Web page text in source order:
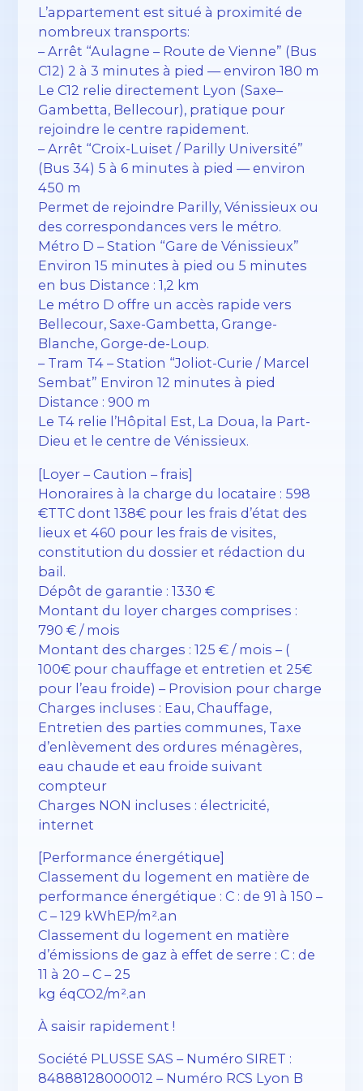
L’appartement est situé à proximité de
nombreux transports:
– Arrêt “Aulagne – Route de Vienne” (Bus
C12) 2 à 3 minutes à pied — environ 180 m
Le C12 relie directement Lyon (Saxe–
Gambetta, Bellecour), pratique pour
rejoindre le centre rapidement.
– Arrêt “Croix-Luiset / Parilly Université”
(Bus 34) 5 à 6 minutes à pied — environ
450 m
Permet de rejoindre Parilly, Vénissieux ou
des correspondances vers le métro.
Métro D – Station “Gare de Vénissieux”
Environ 15 minutes à pied ou 5 minutes
en bus Distance : 1,2 km
Le métro D offre un accès rapide vers
Bellecour, Saxe-Gambetta, Grange-
Blanche, Gorge-de-Loup.
– Tram T4 – Station “Joliot-Curie / Marcel
Sembat” Environ 12 minutes à pied
Distance : 900 m
Le T4 relie l’Hôpital Est, La Doua, la Part-
Dieu et le centre de Vénissieux.
[Loyer – Caution – frais]
Honoraires à la charge du locataire : 598
€TTC dont 138€ pour les frais d’état des
lieux et 460 pour les frais de visites,
constitution du dossier et rédaction du
bail.
Dépôt de garantie : 1330 €
Montant du loyer charges comprises :
790 € / mois
Montant des charges : 125 € / mois – (
100€ pour chauffage et entretien et 25€
pour l’eau froide) – Provision pour charge
Charges incluses : Eau, Chauffage,
Entretien des parties communes, Taxe
d’enlèvement des ordures ménagères,
eau chaude et eau froide suivant
compteur
Charges NON incluses : électricité,
internet
[Performance énergétique]
Classement du logement en matière de
performance énergétique : C : de 91 à 150 –
C – 129 kWhEP/m².an
Classement du logement en matière
d’émissions de gaz à effet de serre : C : de
11 à 20 – C – 25
kg éqCO2/m².an
À saisir rapidement !
Société PLUSSE SAS – ​​Numéro SIRET :
84888128000012 – Numéro RCS Lyon B